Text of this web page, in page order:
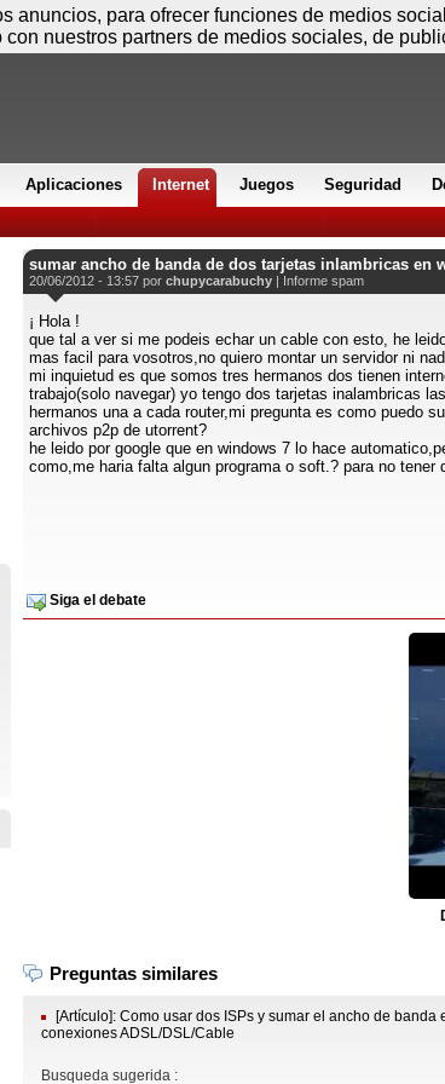
Aplicaciones Internet Juegos Seguridad
sumar ancho de banda de dos tarjetas inlambricas en
20/06/2012 - 13:57 por chupycarabuchy | Informe spam
¡ Hola !
que tal a ver si me podeis echar un cable con esto, he
mas facil para vosotros,no quiero montar un servidor ni
mi inquietud es que somos tres hermanos dos tienen
trabajo(solo navegar) yo tengo dos tarjetas inalambricas
hermanos una a cada router,mi pregunta es como puedo
archivos p2p de utorrent?
he leido por google que en windows 7 lo hace
como,me haria falta algun programa o soft.? para no
Siga el debate
Preguntas similares
[Artículo]: Como usar dos ISPs y sumar el ancho de banda
conexiones ADSL/DSL/Cable
Busqueda sugerida :
anuncios, para ofrecer funciones de medios
nuestros partners de medios sociales, de